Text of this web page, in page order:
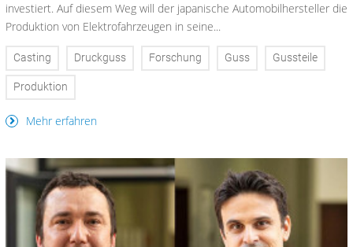
investiert. Auf diesem Weg will der japanische Automobilhersteller die
Produktion von Elektrofahrzeugen in seine...
Casting Druckguss Forschung Guss Gussteile
Produktion
Mehr erfahren